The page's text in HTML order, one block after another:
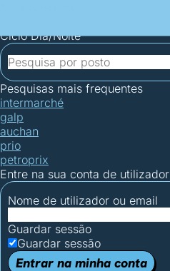
Ciclo Dia/Noite
Pesquisas mais frequentes
intermarché
galp
auchan
prio
petroprix
Entre na sua conta de utilizador
Nome de utilizador ou email
Guardar sessão
Guardar sessão
Entrar na minha conta